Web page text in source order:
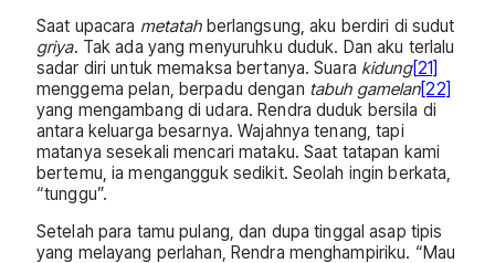
Saat upacara metatahberlangsung, aku berdiri di sudut
griya. Tak ada yang menyuruhku duduk. Dan aku terlalu
sadar diri untuk memaksa bertanya. Suara kidung[21]
menggema pelan, berpadu dengan tabuh gamelan[22]
yang mengambang di udara. Rendra duduk bersila di
antara keluarga besarnya. Wajahnya tenang, tapi
matanya sesekali mencari mataku. Saat tatapan kami
bertemu, ia mengangguk sedikit. Seolah ingin berkata,
“tunggu”.
Setelah para tamu pulang, dan dupa tinggal asap tipis
yang melayang perlahan, Rendra menghampiriku. “Mau